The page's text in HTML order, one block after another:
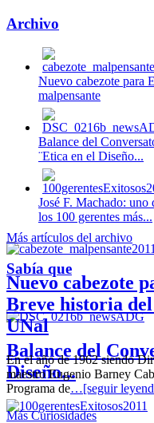
Archivo
Nuevo cabezote para
malpensante
Balance del
¨Etica en el Diseño...
José F. Machado: uno
los 100 gerentes más...
Nuevo cabezote
Balance del
Diseño...
Más artículos del archivo
Sabía que
Breve historia
UNal
En el año de 1962 siendo
maestro Eugenio Barney
Programa de…[seguir
Más Curiosidades